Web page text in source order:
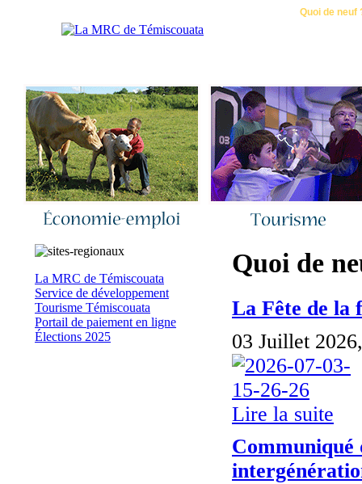
Quoi de neuf
La MRC de Témiscouata
Service de développement
Tourisme Témiscouata
Portail de paiement en ligne
Élections 2025
Quoi de
La Fête de la
03 Juillet
Lire la suite
Communiqué